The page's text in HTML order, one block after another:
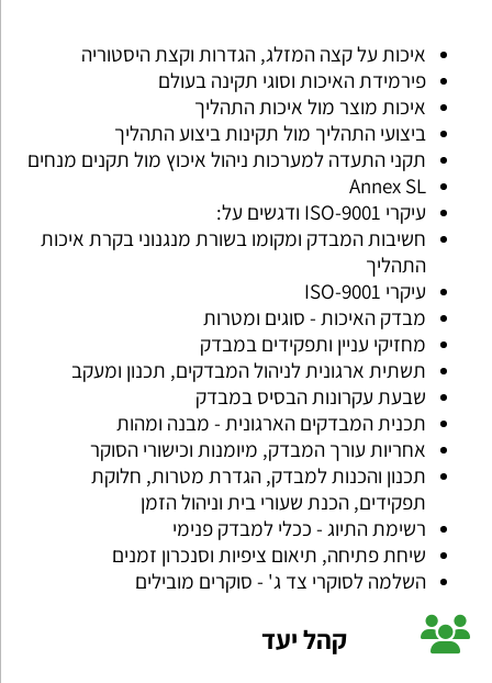
איכות על קצה המזלג, הגדרות וקצת היסטוריה
פירמידת האיכות וסוגי תקינה בעולם
איכות מוצר מול איכות התהליך
ביצועי התהליך מול תקינות ביצוע התהליך
תקני התעדה למערכות ניהול איכוץ מול תקנים מנחים
Annex SL
עיקרי ISO-9001 ודגשים על:
חשיבות המבדק ומקומו בשורת מנגנוני בקרת איכות
התהליך
עיקרי ISO-9001
מבדק האיכות - סוגים ומטרות
מחזיקי עניין ותפקידים במבדק
תשתית ארגונית לניהול המבדקים, תכנון ומעקב
שבעת עקרונות הבסיס במבדק
תכנית המבדקים הארגונית - מבנה ומהות
אחריות עורך המבדק, מיומנות וכישורי הסוקר
תכנון והכנות למבדק, הגדרת מטרות, חלוקת
תפקידים, הכנת שעורי בית וניהול הזמן
רשימת התיוג - ככלי למבדק פנימי
שיחת פתיחה, תיאום ציפיות וסנכרון זמנים
השלמה לסוקרי צד ג' - סוקרים מובילים
קהל יעד